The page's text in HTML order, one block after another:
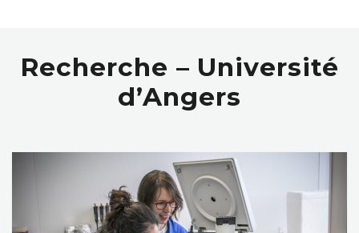
Recherche – Université
d’Angers